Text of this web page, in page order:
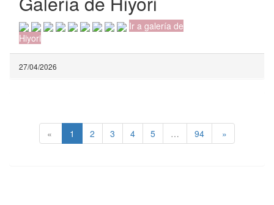
Ir a galería de
Hiyori
27/04/2026
« 1 2 3 4 5 … 94 »